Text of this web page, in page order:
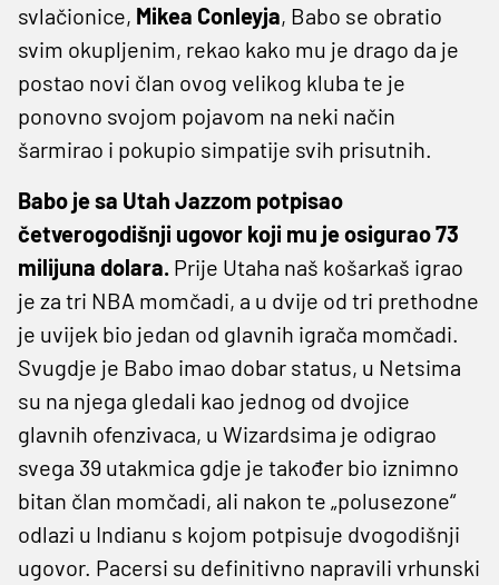
svlačionice, Mikea Conleyja, Babo se obratio
svim okupljenim, rekao kako mu je drago da je
postao novi član ovog velikog kluba te je
ponovno svojom pojavom na neki način
šarmirao i pokupio simpatije svih prisutnih.
Babo je sa Utah Jazzom potpisao
četverogodišnji ugovor koji mu je osigurao 73
milijuna dolara. Prije Utaha naš košarkaš igrao
je za tri NBA momčadi, a u dvije od tri prethodne
je uvijek bio jedan od glavnih igrača momčadi.
Svugdje je Babo imao dobar status, u Netsima
su na njega gledali kao jednog od dvojice
glavnih ofenzivaca, u Wizardsima je odigrao
svega 39 utakmica gdje je također bio iznimno
bitan član momčadi, ali nakon te „polusezone“
odlazi u Indianu s kojom potpisuje dvogodišnji
ugovor. Pacersi su definitivno napravili vrhunski